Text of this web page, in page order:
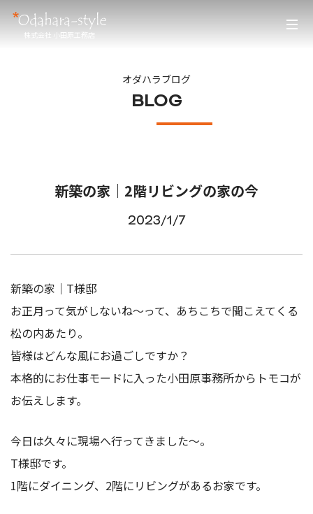
株式会社 小田原工務店
オダハラブログ
BLOG
新築の家｜2階リビングの家の今
2023/1/7
新築の家｜T様邸
お正月って気がしないね～って、あちこちで聞こえてくる
松の内あたり。
皆様はどんな風にお過ごしですか？
本格的にお仕事モードに入った小田原事務所からトモコが
お伝えします。
今日は久々に現場へ行ってきました～。
T様邸です。
1階にダイニング、2階にリビングがあるお家です。